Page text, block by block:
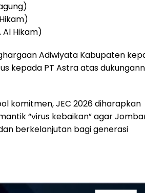
Al Hikam)
Adiwiyata Kabupaten
kepada PT Astra atas
komitmen, JEC 2026 diharapkan
“virus kebaikan” agar
berkelanjutan bagi generasi